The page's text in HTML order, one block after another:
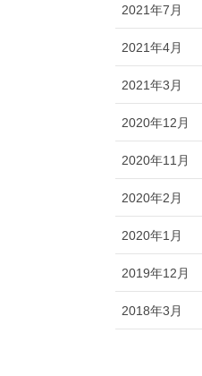
2021年7月
2021年4月
2021年3月
2020年12月
2020年11月
2020年2月
2020年1月
2019年12月
2018年3月